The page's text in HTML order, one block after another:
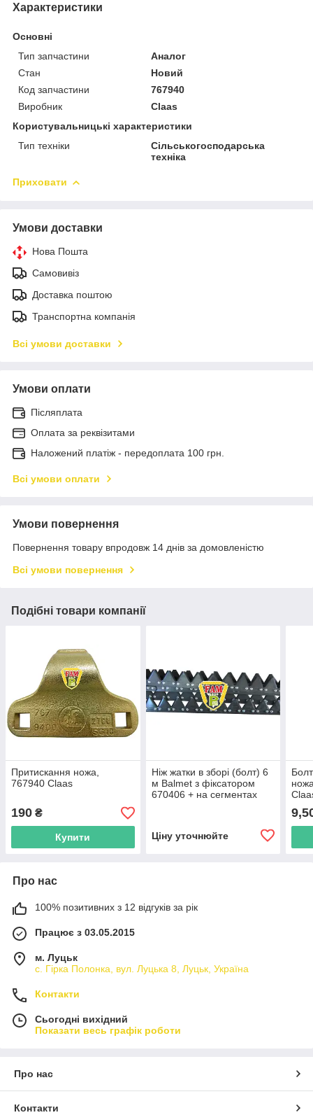
Характеристики
Основні
Тип запчастини
Аналог
Стан
Новий
Код запчастини
767940
Виробник
Claas
Користувальницькі характеристики
Тип техніки
Сільськогосподарська
техніка
Приховати
Умови доставки
Нова Пошта
Самовивіз
Доставка поштою
Транспортна компанія
Всі умови доставки
Умови оплати
Післяплата
Оплата за реквізитами
Наложений платіж - передоплата 100 грн.
Всі умови оплати
Умови повернення
Повернення товару впродовж 14 днів за домовленістю
Всі умови повернення
Подібні товари компанії
Притискання ножа,
767940 Claas
190 ₴
Купити
Ніж жатки в зборі (болт) 6
м Balmet з фіксатором
670406 + на сегментах
Ціну уточнюйте
Про нас
100% позитивних з 12 відгуків за рік
Працює з 03.05.2015
м. Луцьк
с. Гірка Полонка, вул. Луцька 8, Луцьк, Україна
Контакти
Сьогодні вихідний
Показати весь графік роботи
Про нас
Контакти